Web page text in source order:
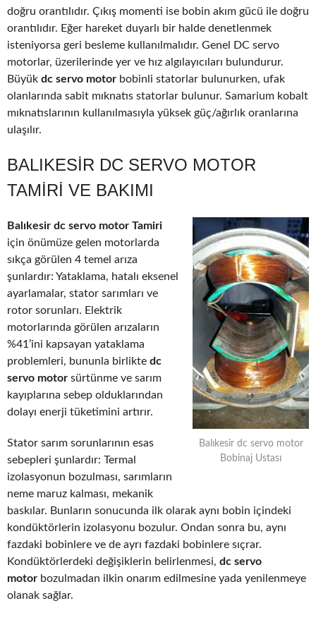
doğru orantılıdır. Çıkış momenti ise bobin akım gücü ile doğru
orantılıdır. Eğer hareket duyarlı bir halde denetlenmek
isteniyorsa geri besleme kullanılmalıdır. Genel DC servo
motorlar, üzerilerinde yer ve hız algılayıcıları bulundurur.
Büyük dc servo motor bobinli statorlar bulunurken, ufak
olanlarında sabit mıknatıs statorlar bulunur. Samarium kobalt
mıknatıslarının kullanılmasıyla yüksek güç/ağırlık oranlarına
ulaşılır.
BALIKESIR DC SERVO MOTOR
TAMIRI VE BAKIMI
Balıkesir dc servo motor
Bobinaj Ustası
Balıkesir dc servo motor Tamiri
için önümüze gelen motorlarda
sıkça görülen 4 temel arıza
şunlardır: Yataklama, hatalı eksenel
ayarlamalar, stator sarımları ve
rotor sorunları. Elektrik
motorlarında görülen arızaların
%41’ini kapsayan yataklama
problemleri, bununla birlikte dc
servo motor sürtünme ve sarım
kayıplarına sebep olduklarından
dolayı enerji tüketimini artırır.
Stator sarım sorunlarının esas
sebepleri şunlardır: Termal
izolasyonun bozulması, sarımların
neme maruz kalması, mekanik
baskılar. Bunların sonucunda ilk olarak aynı bobin içindeki
kondüktörlerin izolasyonu bozulur. Ondan sonra bu, aynı
fazdaki bobinlere ve de ayrı fazdaki bobinlere sıçrar.
Kondüktörlerdeki değişiklerin belirlenmesi, dc servo
motor bozulmadan ilkin onarım edilmesine yada yenilenmeye
olanak sağlar.